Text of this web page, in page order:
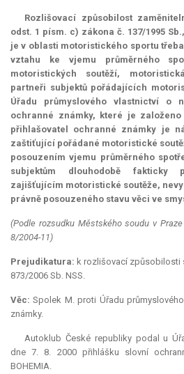
Rozlišovací způsobilost
odst. 1 písm. c) zákona č. 137/1995
je v oblasti motoristického sportu
vztahu ke vjemu průměrného
motoristických soutěží,
partneři subjektů pořádajících
Úřadu průmyslového vlastnictví o
ochranné známky, které je
přihlašovatel ochranné známky je
zaštiťující pořádané motoristické
posouzením vjemu průměrného
subjektům dlouhodobě fakticky
zajišťujícím motoristické soutěže,
právně posouzeného stavu věci ve
(Podle rozsudku Městského soudu v
8/2004-11)
Prejudikatura: k rozlišovací způsobilosti
873/2006 Sb. NSS.
Věc:Spolek M. proti Úřadu
známky.
Autoklub České republiky podal u
dne 7. 8. 2000 přihlášku slovní
BOHEMIA.